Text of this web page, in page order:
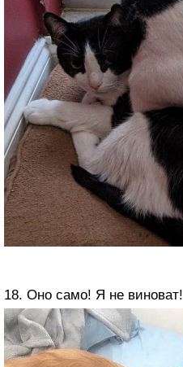
18. Оно само! Я не виноват!